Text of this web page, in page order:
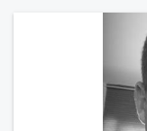
naturelle.
à aimer avec
maturité sait
sur la complicité,
sans faux-